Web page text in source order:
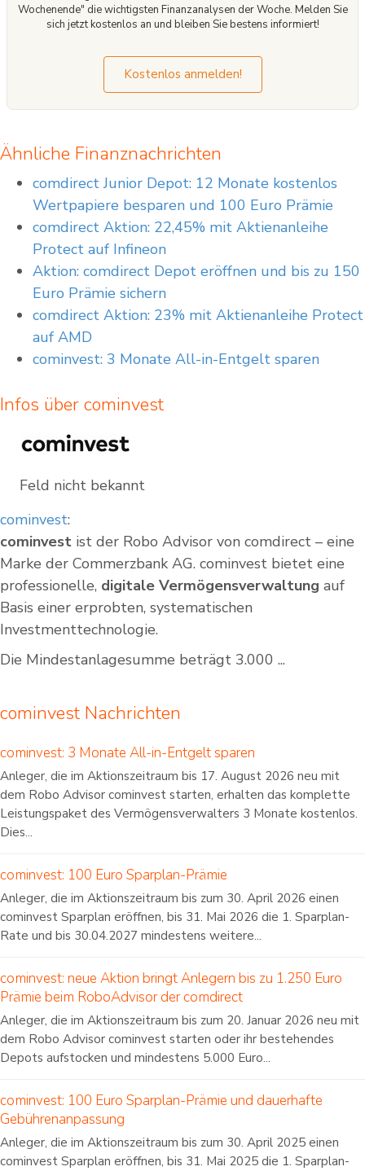
Wochenende" die wichtigsten Finanzanalysen der Woche. Melden Sie
sich jetzt kostenlos an und bleiben Sie bestens informiert!
Kostenlos anmelden!
Ähnliche Finanznachrichten
comdirect Junior Depot: 12 Monate kostenlos
Wertpapiere besparen und 100 Euro Prämie
comdirect Aktion: 22,45% mit Aktienanleihe
Protect auf Infineon
Aktion: comdirect Depot eröffnen und bis zu 150
Euro Prämie sichern
comdirect Aktion: 23% mit Aktienanleihe Protect
auf AMD
cominvest: 3 Monate All-in-Entgelt sparen
Infos über cominvest
Feld nicht bekannt
cominvest:
cominvest ist der Robo Advisor von comdirect – eine
Marke der Commerzbank AG. cominvest bietet eine
professionelle, digitale Vermögensverwaltung auf
Basis einer erprobten, systematischen
Investmenttechnologie.
Die Mindestanlagesumme beträgt 3.000 ...
cominvest Nachrichten
cominvest: 3 Monate All-in-Entgelt sparen
Anleger, die im Aktionszeitraum bis 17. August 2026 neu mit
dem Robo Advisor cominvest starten, erhalten das komplette
Leistungspaket des Vermögensverwalters 3 Monate kostenlos.
Dies...
cominvest: 100 Euro Sparplan-Prämie
Anleger, die im Aktionszeitraum bis zum 30. April 2026 einen
cominvest Sparplan eröffnen, bis 31. Mai 2026 die 1. Sparplan-
Rate und bis 30.04.2027 mindestens weitere...
cominvest: neue Aktion bringt Anlegern bis zu 1.250 Euro
Prämie beim RoboAdvisor der comdirect
Anleger, die im Aktionszeitraum bis zum 20. Januar 2026 neu mit
dem Robo Advisor cominvest starten oder ihr bestehendes
Depots aufstocken und mindestens 5.000 Euro...
cominvest: 100 Euro Sparplan-Prämie und dauerhafte
Gebührenanpassung
Anleger, die im Aktionszeitraum bis zum 30. April 2025 einen
cominvest Sparplan eröffnen, bis 31. Mai 2025 die 1. Sparplan-